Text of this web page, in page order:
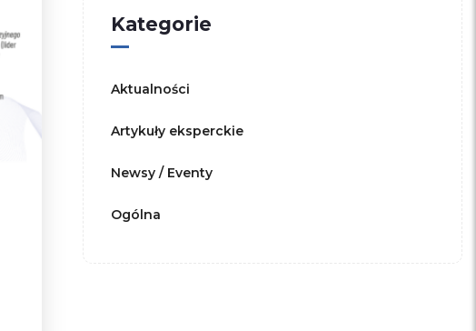
Kategorie
Aktualności
Artykuły eksperckie
Newsy / Eventy
Ogólna